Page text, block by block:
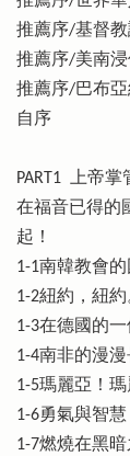
推薦序/基
推薦序/美南
推薦序/巴布
自序
PART1 上帝掌
在福音已得的
起！
1-1南韓教會
1-2紐約，紐約
1-3在德國的
1-4南非的漫漫
1-5瑪麗亞！瑪
1-6勇氣與智慧
1-7燃燒在黑暗